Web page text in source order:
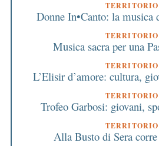
TERRITORIO
Donne In•Canto: la musica
TERRITORIO
Musica sacra per una
TERRITORIO
L’Elisir d’amore: cultura,
TERRITORIO
Trofeo Garbosi: giovani,
TERRITORIO
Alla Busto di Sera